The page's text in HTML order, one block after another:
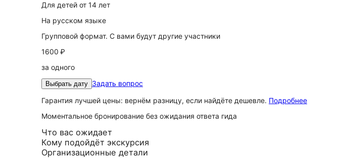
Для детей от 14 лет
На русском языке
Групповой формат. С вами будут другие участники
1600 ₽
за одного
Выбрать дату Задать вопрос
Гарантия лучшей цены: вернём разницу, если найдёте дешевле. Подробнее
Моментальное бронирование без ожидания ответа гида
Что вас ожидает
Кому подойдёт экскурсия
Организационные детали